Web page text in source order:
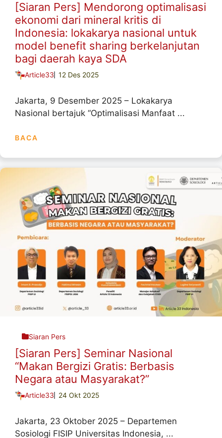
[Siaran Pers] Mendorong optimalisasi
ekonomi dari mineral kritis di
Indonesia: lokakarya nasional untuk
model benefit sharing berkelanjutan
bagi daerah kaya SDA
Article33 12 Des 2025
Jakarta, 9 Desember 2025 – Lokakarya
Nasional bertajuk “Optimalisasi Manfaat ...
BACA
Siaran Pers
[Siaran Pers] Seminar Nasional
“Makan Bergizi Gratis: Berbasis
Negara atau Masyarakat?”
Article33 24 Okt 2025
Jakarta, 23 Oktober 2025 – Departemen
Sosiologi FISIP Universitas Indonesia, ...